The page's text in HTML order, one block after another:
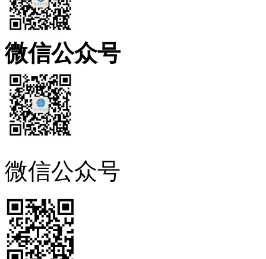
微信公众号
微信公众号